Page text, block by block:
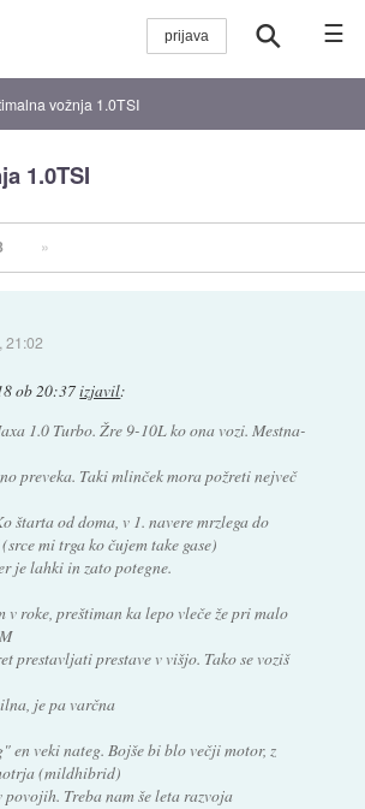
☰
vožnja 1.0TSI
1.0TSI
»
21:02
ob 20:37izjavil:
1.0 Turbo. Žre 9-10L ko ona vozi. Mestna-
preveka. Taki mlinček mora požreti nejveč
štarta od doma, v 1. navere mrzlega do
mi trga ko čujem take gase)
je lahki in zato potegne.
v roke, preštiman ka lepo vleče že pri malo
prestavljati prestave v višjo. Tako se voziš
je pa varčna
en veki nateg. Bojše bi blo večji motor, z
(mildhibrid)
povojih. Treba nam še leta razvoja